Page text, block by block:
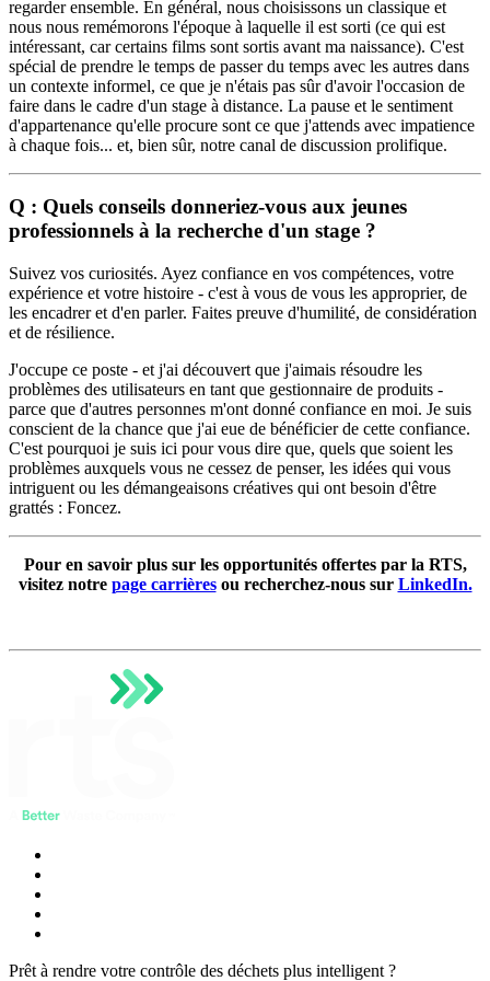
regarder ensemble. En général, nous choisissons un classique et
nous nous remémorons l'époque à laquelle il est sorti (ce qui est
intéressant, car certains films sont sortis avant ma naissance). C'est
spécial de prendre le temps de passer du temps avec les autres dans
un contexte informel, ce que je n'étais pas sûr d'avoir l'occasion de
faire dans le cadre d'un stage à distance. La pause et le sentiment
d'appartenance qu'elle procure sont ce que j'attends avec impatience
à chaque fois... et, bien sûr, notre canal de discussion prolifique.
Q : Quels conseils donneriez-vous aux jeunes
professionnels à la recherche d'un stage ?
Suivez vos curiosités. Ayez confiance en vos compétences, votre
expérience et votre histoire - c'est à vous de vous les approprier, de
les encadrer et d'en parler. Faites preuve d'humilité, de considération
et de résilience.
J'occupe ce poste - et j'ai découvert que j'aimais résoudre les
problèmes des utilisateurs en tant que gestionnaire de produits -
parce que d'autres personnes m'ont donné confiance en moi. Je suis
conscient de la chance que j'ai eue de bénéficier de cette confiance.
C'est pourquoi je suis ici pour vous dire que, quels que soient les
problèmes auxquels vous ne cessez de penser, les idées qui vous
intriguent ou les démangeaisons créatives qui ont besoin d'être
grattés : Foncez.
Pour en savoir plus sur les opportunités offertes par la RTS,
visitez notre page carrièresou recherchez-nous sur LinkedIn.
Prêt à rendre votre contrôle des déchets plus intelligent ?